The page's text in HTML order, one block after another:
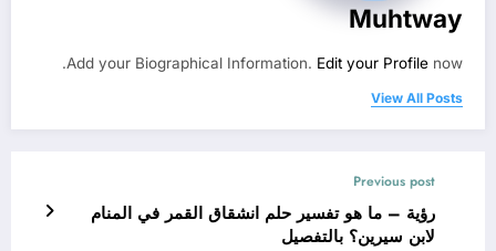
Muhtway
Add your Biographical Information. Edit your Profile now.
View All Posts
Previous post
رؤية – ما هو تفسير حلم انشقاق القمر في المنام
لابن سيرين؟ بالتفصيل